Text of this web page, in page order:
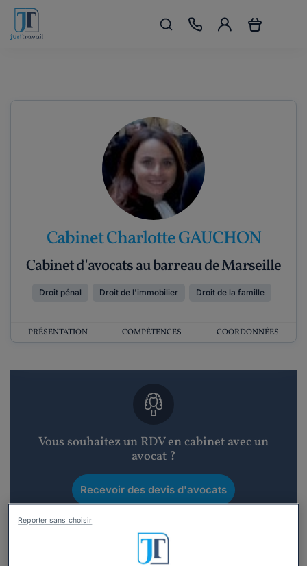
Cabinet Charlotte GAUCHON
Cabinet d'avocats au barreau de Marseille
Droit pénal Droit de l'immobilier Droit de la famille
PRÉSENTATION COMPÉTENCES COORDONNÉES
Vous souhaitez un RDV en cabinet avec un
avocat ?
Recevoir des devis d'avocats
Reporter sans choisir